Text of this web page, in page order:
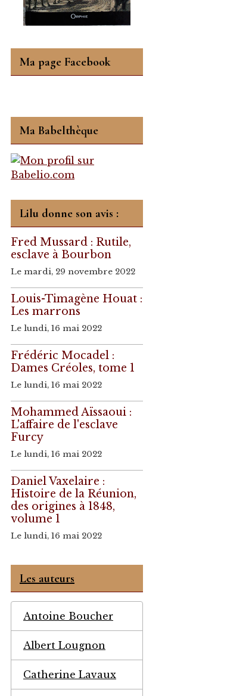
Ma page Facebook
Ma Babelthèque
Lilu donne son avis :
Fred Mussard : Rutile,
esclave à Bourbon
Le mardi, 29 novembre 2022
Louis-Timagène Houat :
Les marrons
Le lundi, 16 mai 2022
Frédéric Mocadel :
Dames Créoles, tome 1
Le lundi, 16 mai 2022
Mohammed Aïssaoui :
L'affaire de l'esclave
Furcy
Le lundi, 16 mai 2022
Daniel Vaxelaire :
Histoire de la Réunion,
des origines à 1848,
volume 1
Le lundi, 16 mai 2022
Les auteurs
Antoine Boucher
Albert Lougnon
Catherine Lavaux